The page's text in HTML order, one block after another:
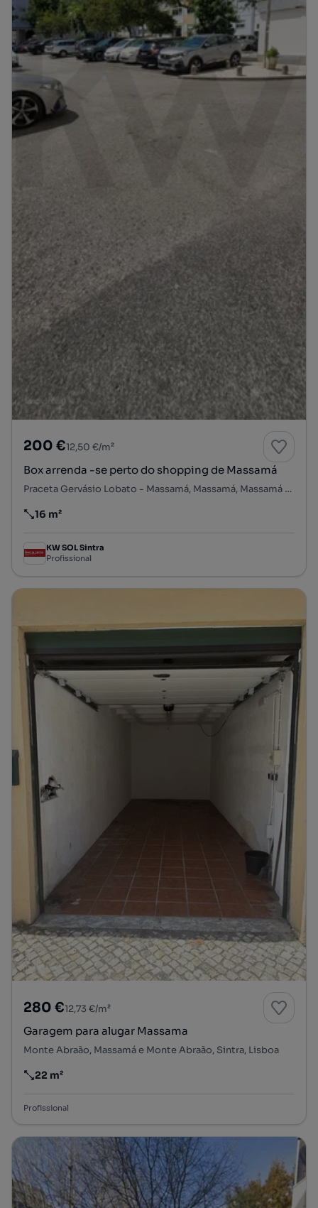
200 €12,50 €/m²
Box arrenda -se perto do shopping de Massamá
Praceta Gervásio Lobato - Massamá, Massamá, Massamá e Monte Abraão, Sintra, Lisboa
Preço por metro quadrado
16 m²
KW SOL Sintra
Profissional
280 €12,73 €/m²
Garagem para alugar Massama
Monte Abraão, Massamá e Monte Abraão, Sintra, Lisboa
Preço por metro quadrado
22 m²
Profissional